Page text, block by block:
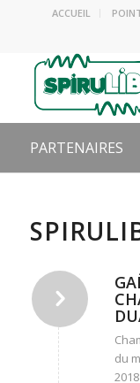
ACCUEIL
PARTENAIRES
du